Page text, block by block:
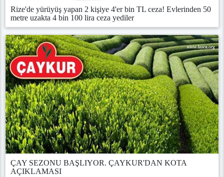
Rize'de yürüyüş yapan 2 kişiye 4'er bin TL ceza! Evlerinden 50
metre uzakta 4 bin 100 lira ceza yediler
ÇAY SEZONU BAŞLIYOR. ÇAYKUR'DAN KOTA
AÇIKLAMASI